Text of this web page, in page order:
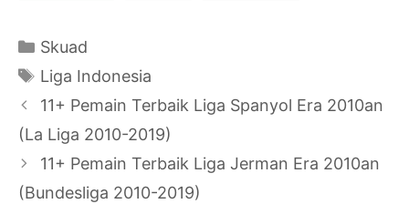
Kategori
Skuad
Tag
Liga Indonesia
Navigasi
Tulisan
11+ Pemain Terbaik Liga Spanyol Era 2010an
(La Liga 2010-2019)
11+ Pemain Terbaik Liga Jerman Era 2010an
(Bundesliga 2010-2019)